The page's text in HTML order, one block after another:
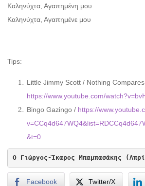
Καληνύχτα, Αγαπημένη μου
Καληνύχτα, Αγαπημένε μου
Tips:
Little Jimmy Scott / Nothing
https://www.youtube.com/
Bingo Gazingo / https://
&t=0
Ο Γιώργος-Ίκαρος Μπαμπασάκης
Facebook Twitter/X